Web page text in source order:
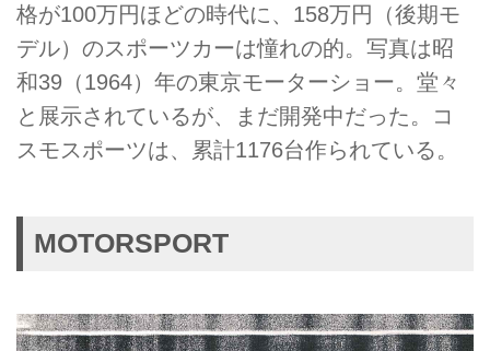
格が100万円ほどの時代に、158万円（後期モ
デル）のスポーツカーは憧れの的。写真は昭
和39（1964）年の東京モーターショー。堂々
と展示されているが、まだ開発中だった。コ
スモスポーツは、累計1176台作られている。
MOTORSPORT